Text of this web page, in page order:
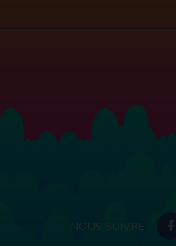
NOUS SUIVRE